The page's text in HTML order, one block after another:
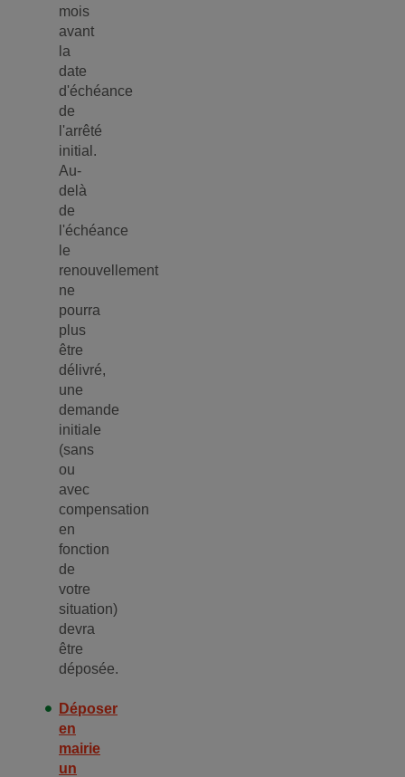
mois
avant
la
date
d'échéance
de
l'arrêté
initial.
Au-
delà
de
l'échéance
le
renouvellement
ne
pourra
plus
être
délivré,
une
demande
initiale
(sans
ou
avec
compensation
en
fonction
de
votre
situation)
devra
être
déposée.
Déposer
en
mairie
un